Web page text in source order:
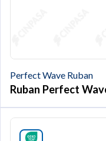
Perfect Wave Ruban
Ruban Perfect